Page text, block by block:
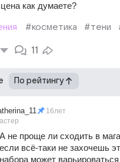
как думаете?
#косметика #тени
11
По рейтингу
16лет
А не проще ли сходить в
если всё-таки не захочешь
набора может